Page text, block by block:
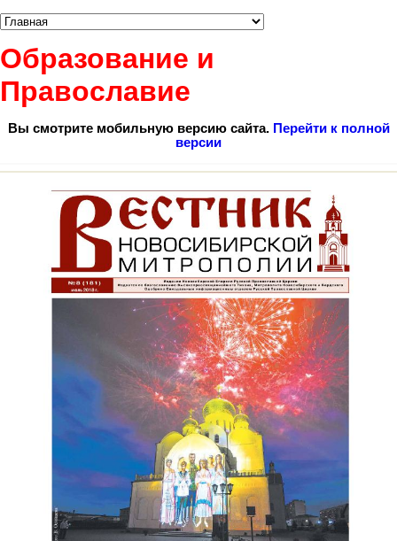
Образование и
Православие
Вы смотрите мобильную версию сайта. Перейти к полной
версии